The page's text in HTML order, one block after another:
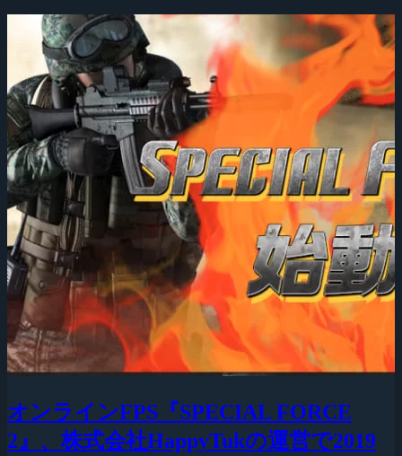
オンラインFPS『SPECIAL FORCE
2』、株式会社HappyTukの運営で2019